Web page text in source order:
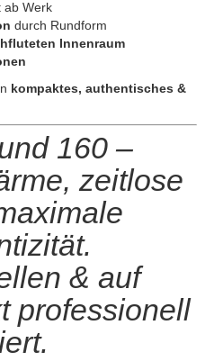
ab Werk
durch Rundform
Innenraum
kompaktes, authentisches &
160 –
zeitlose
& auf
professionell